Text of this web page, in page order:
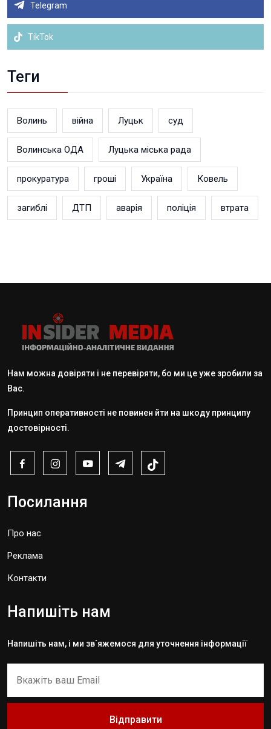
Telegram
TikTok
Теги
Волинь війна Луцьк суд
Волинська ОДА Луцька міська рада
прокуратура гроші Україна Ковель
загиблі ДТП аварія поліція втрата
Нам можна довіряти і не перевіряти, бо ми це уже зробили за
Вас.
Принцип оперативності не повинен йти на шкоду принципу
достовірності.
Посилання
Про нас
Реклама
Контакти
Напишіть нам
Напишіть нам, і ми зв`яжемося для уточнення інформації
Відправити